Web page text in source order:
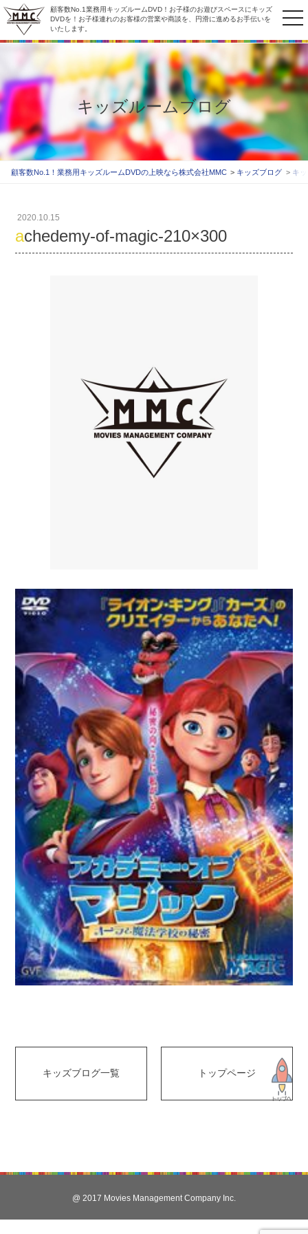
顧客数No.1業務用キッズルームDVD！お子様のお遊びスペースにキッズ
DVDを！お子様連れのお客様の営業や商談を、円滑に進めるお手伝いを
いたします。
キッズルームブログ
顧客数No.1！業務用キッズルームDVDの上映なら株式会社MMC キッズブログ キ
2020.10.15
achedemy-of-magic-210×300
キッズブログ一覧 トップページ
@ 2017 Movies Management Company Inc.